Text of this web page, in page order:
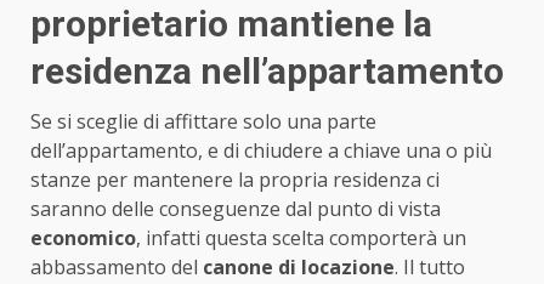
proprietario mantiene la
residenza nell’appartamento
Se si sceglie di affittare solo una parte
dell’appartamento, e di chiudere a chiave una o più
stanze per mantenere la propria residenza ci
saranno delle conseguenze dal punto di vista
economico, infatti questa scelta comporterà un
abbassamento del canone di locazione. Il tutto